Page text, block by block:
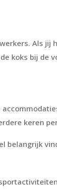
Als
koks bij de
keren
belangrijk